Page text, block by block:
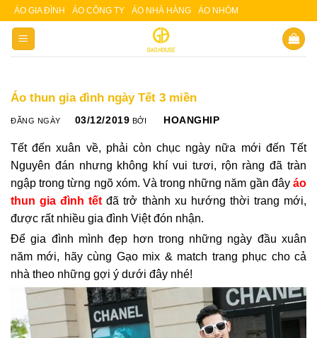
Skip
content
ÁO GIA ĐÌNH ÁO CÔNG TY ÁO NHÀ HÀNG ÁO NHÓM
Áo thun gia đình ngày Tết 3 miền
ĐĂNG NGÀY 03/12/2019 BỞI HOANGHIP
Tết đến xuân về, phải còn chục ngày nữa mới đến Tết
Nguyên đán nhưng không khí vui tươi, rộn ràng đã tràn
ngập trong từng ngõ xóm. Và trong những năm gần đây áo
thun gia đình tết đã trở thành xu hướng thời trang mới,
được rất nhiều gia đình Việt đón nhận.
Để gia đình mình đẹp hơn trong những ngày đầu xuân
năm mới, hãy cùng Gạo mix & match trang phục cho cả
nhà theo những gợi ý dưới đây nhé!